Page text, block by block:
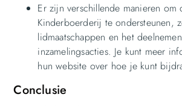
Er zijn verschillende manieren om
Kinderboerderij te ondersteunen,
lidmaatschappen en het
inzamelingsacties. Je kunt meer
hun website over hoe je kunt
Conclusie